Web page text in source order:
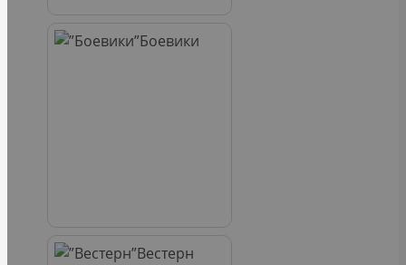
Боевики
Вестерн